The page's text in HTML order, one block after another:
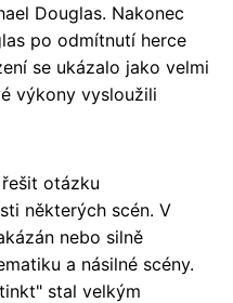
Douglas. Nakonec
po odmítnutí herce
se ukázalo jako velmi
výkony vysloužili
otázku
některých scén. V
nebo silně
a násilné scény.
stal velkým